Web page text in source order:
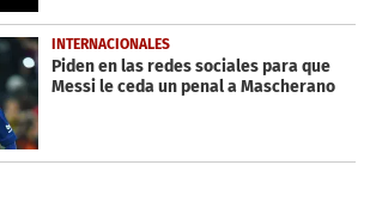
INTERNACIONALES
Piden en las redes sociales para que
Messi le ceda un penal a Mascherano